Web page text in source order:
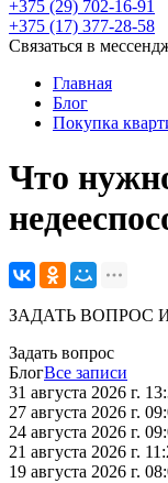
+375 (29) 702-16-91
+375 (17) 377-28-58
Связаться в
Главная
Блог
Покупка
Что
ЗАДАТЬ
Задать вопрос
БлогВсе записи
31 августа 2026 г.
27 августа 2026 г.
24 августа 2026 г.
21 августа 2026 г.
19 августа 2026 г.